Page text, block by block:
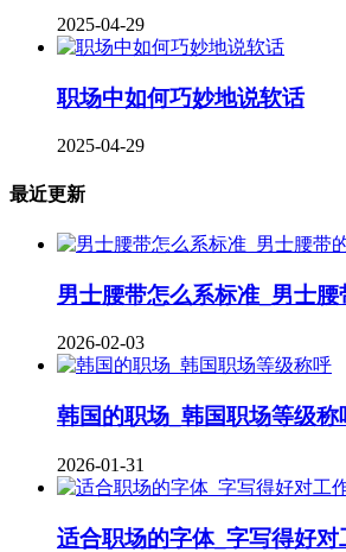
2025-04-29
职场中如何巧妙地说软话
2025-04-29
最近更新
男士腰带怎么系标准_男士
2026-02-03
韩国的职场_韩国职场等级称
2026-01-31
适合职场的字体_字写得好